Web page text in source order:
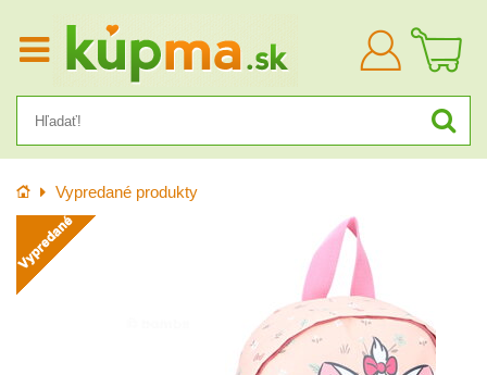
Prihlásiť
sa
Úvod Vypredané produkty